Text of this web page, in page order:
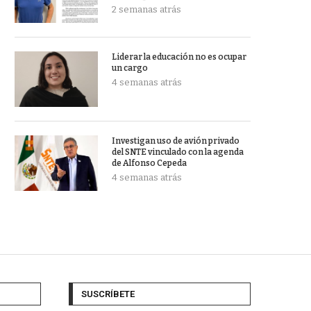
2 semanas atrás
Liderar la educación no es ocupar
un cargo
4 semanas atrás
Investigan uso de avión privado
del SNTE vinculado con la agenda
de Alfonso Cepeda
4 semanas atrás
SUSCRÍBETE